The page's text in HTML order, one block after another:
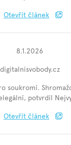
Otevřít článek
8.1.2026
digitalnisvobody.cz
soukromí.
potvrdil
Otevřít článek